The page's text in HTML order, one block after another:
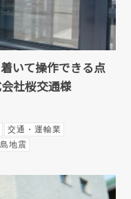
いて操作できる点
社桜交通様
交通・運輸業
地震